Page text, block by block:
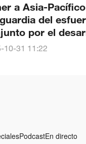
a Asia-
del
por el
10-31 11:22
PodcastEn directo